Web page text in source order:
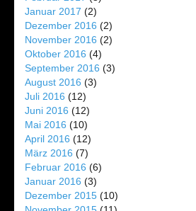
Januar 2017 (2)
Dezember 2016 (2)
November 2016 (2)
Oktober 2016 (4)
September 2016 (3)
August 2016 (3)
Juli 2016 (12)
Juni 2016 (12)
Mai 2016 (10)
April 2016 (12)
März 2016 (7)
Februar 2016 (6)
Januar 2016 (3)
Dezember 2015 (10)